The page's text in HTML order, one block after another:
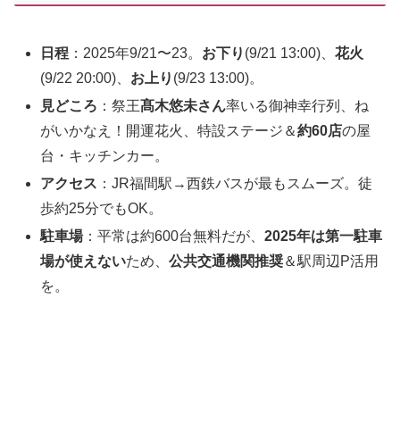
日程 ：2025年9/21〜23。 お下り (9/21 13:00)、花火
(9/22 20:00)、 お上り (9/23 13:00)。
見どころ ：祭王髙木悠未さん率いる御神幸行列、ね
がいかなえ！開運花火、特設ステージ＆約60店の屋
台・キッチンカー。
アクセス ：JR福間駅→西鉄バスが最もスムーズ。徒
歩約25分でもOK。
駐車場：平常は約600台無料だが、2025年は第一駐車
場が使えないため、公共交通機関推奨＆駅周辺P活用
を。